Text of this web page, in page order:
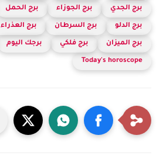
برج الجدي برج الجوزاء برج الحمل
برج الدلو برج السرطان برج العذراء
برج الميزان برج فلكي برجك اليوم
Today's horoscope